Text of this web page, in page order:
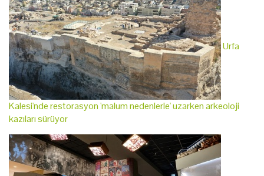
Urfa
Kalesi'nde restorasyon 'malum nedenlerle' uzarken arkeoloji
kazıları sürüyor